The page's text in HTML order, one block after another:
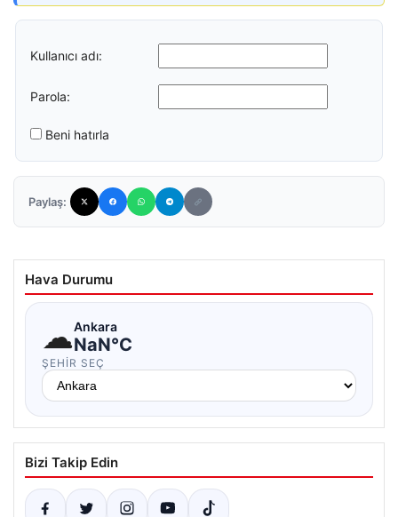
Kullanıcı adı:
Parola:
Beni hatırla
Paylaş:
Hava Durumu
☁Ankara
NaN°C
ŞEHIR SEÇ
Bizi Takip Edin